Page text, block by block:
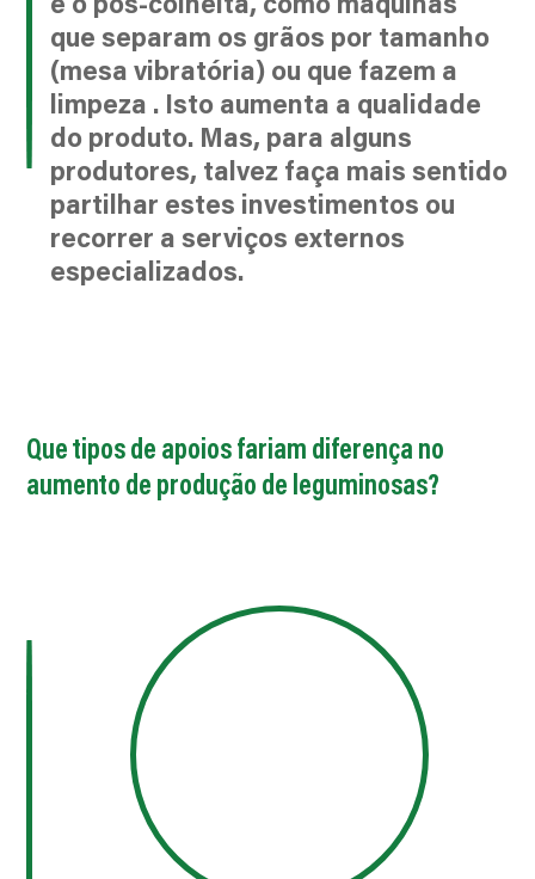
é o pós-colheita, como máquinas
que separam os grãos por tamanho
(mesa vibratória) ou que fazem a
limpeza . Isto aumenta a qualidade
do produto. Mas, para alguns
produtores, talvez faça mais sentido
partilhar estes investimentos ou
recorrer a serviços externos
especializados.
Que tipos de apoios fariam diferença no
aumento de produção de leguminosas?